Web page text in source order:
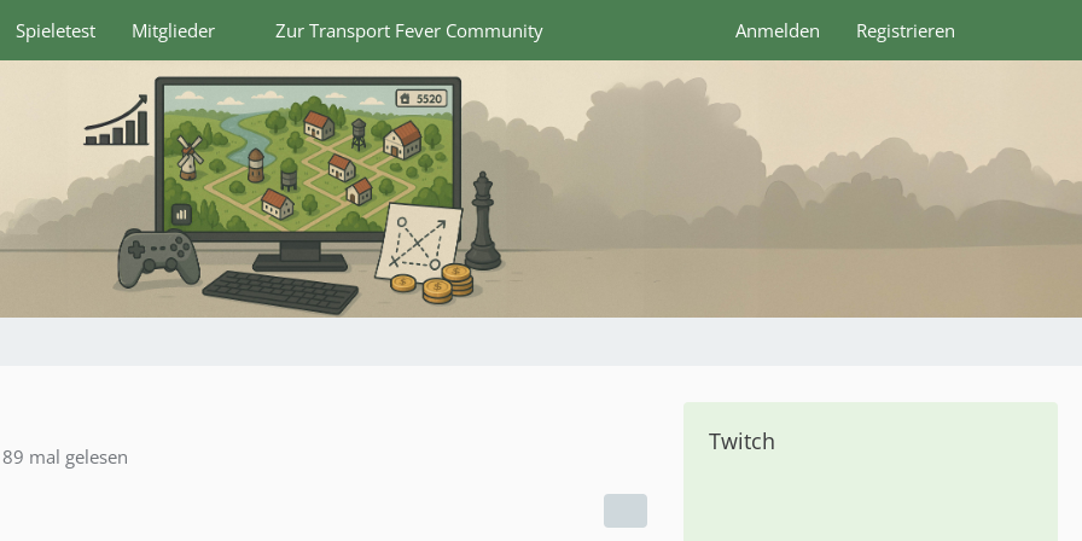
Spieletest Mitglieder Zur Transport Fever Community Anmelden Registrieren
mal gelesen
Twitch